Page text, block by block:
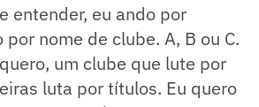
entender, eu ando por
por nome de clube. A, B ou C.
um clube que lute por
luta por títulos. Eu quero